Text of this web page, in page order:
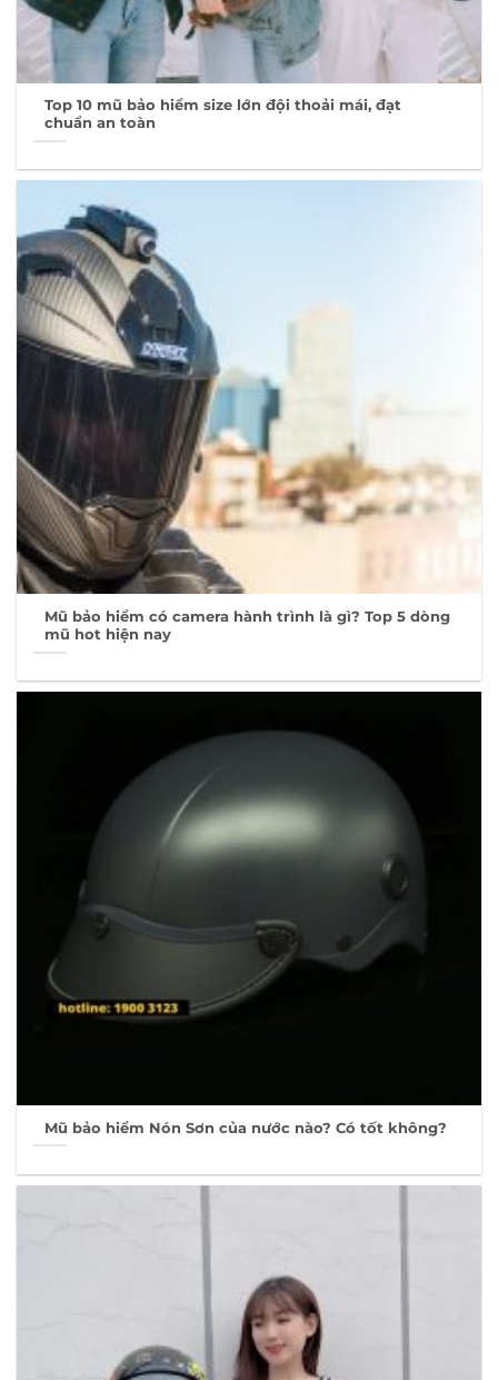
Top 10 mũ bảo hiểm size lớn đội thoải mái, đạt
chuẩn an toàn
Mũ bảo hiểm có camera hành trình là gì? Top 5 dòng
mũ hot hiện nay
Mũ bảo hiểm Nón Sơn của nước nào? Có tốt không?